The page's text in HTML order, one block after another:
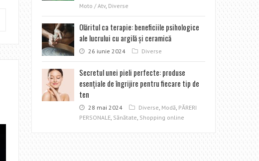
Moto / Atv, Diverse
Olăritul ca terapie: beneficiile psihologice
ale lucrului cu argilă și ceramică
26 iunie 2024 Diverse
Secretul unei pieli perfecte: produse
esențiale de îngrijire pentru fiecare tip de
ten
28 mai 2024 Diverse, Modă, PĂRERI
PERSONALE, Sănătate, Shopping online